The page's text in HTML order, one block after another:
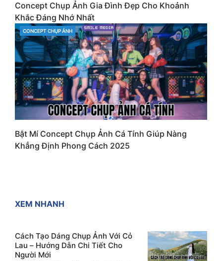
Concept Chụp Ảnh Gia Đình Đẹp Cho Khoảnh
Khắc Đáng Nhớ Nhất
CATEGORIES
CONCEPT CHỤP ẢNH
Bật Mí Concept Chụp Ảnh Cá Tính Giúp Nàng
Khẳng Định Phong Cách 2025
XEM NHANH
Cách Tạo Dáng Chụp Ảnh Với Cỏ
Lau – Hướng Dẫn Chi Tiết Cho
Người Mới